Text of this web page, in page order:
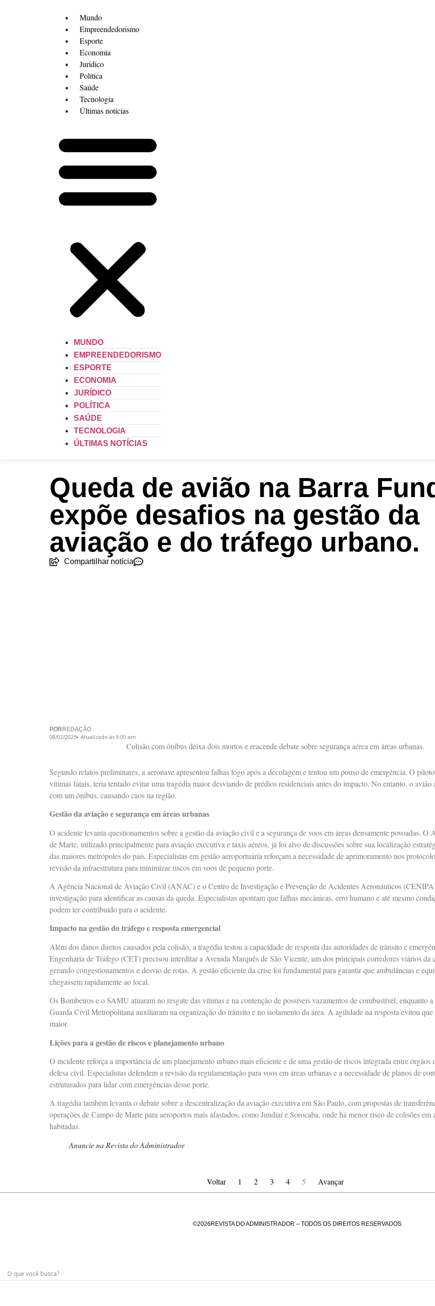
Mundo
Empreendedorismo
Esporte
Economia
Jurídico
Política
Saúde
Tecnologia
Últimas notícias
MUNDO
EMPREENDEDORISMO
ESPORTE
ECONOMIA
JURÍDICO
POLÍTICA
SAÚDE
TECNOLOGIA
ÚLTIMAS NOTÍCIAS
Queda de avião na Barra
expõe desafios na gestão da
aviação e do tráfego urbano.
Compartilhar notícia
POR REDAÇÃO
08/02/2025 Atualizado às 9:00 am
Colisão com ônibus deixa dois mortos e reacende debate sobre segurança aérea em áreas urbanas.
Segundo relatos preliminares, a aeronave apresentou falhas logo após a decolagem e tentou um pouso de emergência. O
vítimas fatais, teria tentado evitar uma tragédia maior desviando de prédios residenciais antes do impacto. No entanto, o
com um ônibus, causando caos na região.
Gestão da aviação e segurança em áreas urbanas
O acidente levanta questionamentos sobre a gestão da aviação civil e a segurança de voos em áreas densamente povoadas. O
de Marte, utilizado principalmente para aviação executiva e táxis aéreos, já foi alvo de discussões sobre sua localização
das maiores metrópoles do país. Especialistas em gestão aeroportuária reforçam a necessidade de aprimoramento nos
revisão da infraestrutura para minimizar riscos em voos de pequeno porte.
A Agência Nacional de Aviação Civil (ANAC) e o Centro de Investigação e Prevenção de Acidentes Aeronáuticos
investigação para identificar as causas da queda. Especialistas apontam que falhas mecânicas, erro humano e até mesmo
podem ter contribuído para o acidente.
Impacto na gestão do tráfego e resposta emergencial
Além dos danos diretos causados pela colisão, a tragédia testou a capacidade de resposta das autoridades de trânsito e
Engenharia de Tráfego (CET) precisou interditar a Avenida Marquês de São Vicente, um dos principais corredores viários da
gerando congestionamentos e desvio de rotas. A gestão eficiente da crise foi fundamental para garantir que ambulâncias e
chegassem rapidamente ao local.
Os Bombeiros e o SAMU atuaram no resgate das vítimas e na contenção de possíveis vazamentos de combustível, enquanto
Guarda Civil Metropolitana auxiliaram na organização do trânsito e no isolamento da área. A agilidade na resposta evitou
maior.
Lições para a gestão de riscos e planejamento urbano
O incidente reforça a importância de um planejamento urbano mais eficiente e de uma gestão de riscos integrada entre órgãos
defesa civil. Especialistas defendem a revisão da regulamentação para voos em áreas urbanas e a necessidade de planos de
estruturados para lidar com emergências desse porte.
A tragédia também levanta o debate sobre a descentralização da aviação executiva em São Paulo, com propostas de
operações de Campo de Marte para aeroportos mais afastados, como Jundiaí e Sorocaba, onde há menor risco de colisões em
habitadas.
Anuncie na Revista do Administrador
Voltar 1 2 3 4 5 Avançar
©2026 REVISTA DO ADMINISTRADOR – TODOS OS DIREITOS RESERVADOS